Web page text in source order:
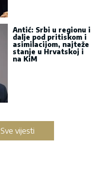
Antić: Srbi u regionu i
dalje pod pritiskom i
asimilacijom, najteže
stanje u Hrvatskoj i
na KiM
Sve vijesti